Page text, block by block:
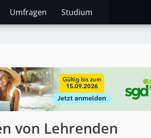
Umfragen Studium
von Lehrenden